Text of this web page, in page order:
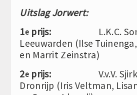
Uitslag Jorwert:
1e prijs: L.K.C.
Leeuwarden (Ilse
en Marrit Zeinstra)
2e prijs: V.v.V. Sjirk
Dronrijp (Iris Veltman,